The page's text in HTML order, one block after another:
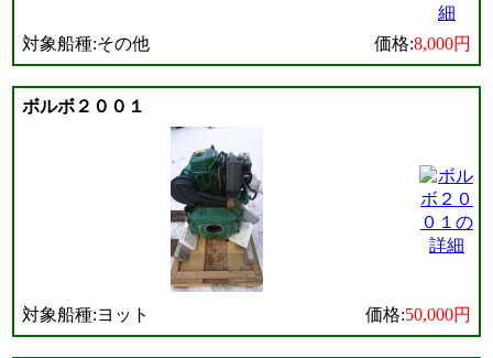
対象船種:その他 価格:8,000円
ボルボ２００１
対象船種:ヨット 価格:50,000円